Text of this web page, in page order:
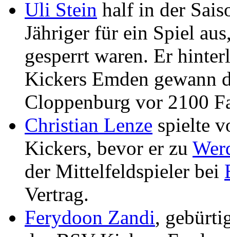
Uli Stein half in der
Jähriger für ein Spiel
gesperrt waren. Er
Kickers Emden gewann
Cloppenburg vor 2100
Christian Lenze spielte
Kickers, bevor er zu
der Mittelfeldspieler bei
Vertrag.
Ferydoon Zandi,